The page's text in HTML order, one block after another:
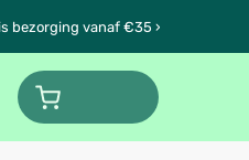
bezorging vanaf €35 ›